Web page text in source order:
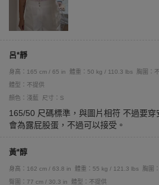
呂*靜
身高：165 cm / 65 in 體重：50 kg / 110.3 lbs 胸圍：
體型：不提供
顏色：淺藍
尺寸：S
165/50 尺碼標準，與圖片相符 不過要穿
會為露屁股蛋，不過可以接受。
黃*醇
身高：162 cm / 63.8 in 體重：55 kg / 121.3 lbs 胸圍
臀圍：77 cm / 30.3 in
體型：不提供